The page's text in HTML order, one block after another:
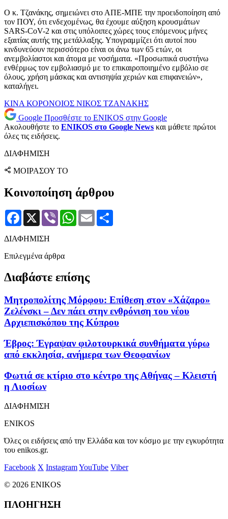
Ο κ. Τζανάκης, σημειώνει στο ΑΠΕ-ΜΠΕ την προειδοποίηση από
τον ΠΟΥ, ότι ενδεχομένως, θα έχουμε αύξηση κρουσμάτων
SARS-CoV-2 και στις υπόλοιπες χώρες τους επόμενους μήνες
εξαιτίας αυτής της μετάλλαξης. Υπογραμμίζει ότι αυτοί που
κινδυνεύουν περισσότερο είναι οι άνω των 65 ετών, οι
ανεμβολίαστοι και άτομα με νοσήματα. «Προσωπικά συστήνω
ενθέρμως τον εμβολιασμό με το επικαιροποιημένο εμβόλιο σε
όλους, χρήση μάσκας και αντισηψία χεριών και επιφανειών»,
καταλήγει.
ΚΙΝΑ ΚΟΡΟΝΟΙΟΣ ΝΙΚΟΣ ΤΖΑΝΑΚΗΣ
Google Προσθέστε το ENIKOS στην Google
Ακολουθήστε το ENIKOS στο Google News και μάθετε πρώτοι
όλες τις ειδήσεις.
ΔΙΑΦΗΜΙΣΗ
ΜΟΙΡΑΣΟΥ ΤΟ
Κοινοποίηση άρθρου
Facebook
X Viber WhatsApp
Email
ΔΙΑΦΗΜΙΣΗ
Επιλεγμένα άρθρα
Διαβάστε επίσης
Μητροπολίτης Μόρφου: Επίθεση στον «Χάζαρο»
Ζελένσκι – Δεν πάει στην ενθρόνιση του νέου
Αρχιεπισκόπου της Κύπρου
Έβρος: Έγραψαν φιλοτουρκικά συνθήματα γύρω
από εκκλησία, ανήμερα των Θεοφανίων
Φωτιά σε κτίριο στο κέντρο της Αθήνας – Κλειστή
η Λιοσίων
ΔΙΑΦΗΜΙΣΗ
ENIKOS
Όλες οι ειδήσεις από την Ελλάδα και τον κόσμο με την εγκυρότητα
του enikos.gr.
Facebook X InstagramYouTube Viber
© 2026 ENIKOS
ΠΛΟΗΓΗΣΗ